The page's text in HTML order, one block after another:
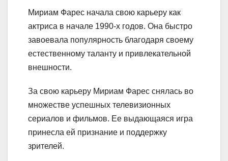
Мириам Фарес начала свою карьеру как
актриса в начале 1990-х годов. Она быстро
завоевала популярность благодаря своему
естественному таланту и привлекательной
внешности.
За свою карьеру Мириам Фарес снялась во
множестве успешных телевизионных
сериалов и фильмов. Ее выдающаяся игра
принесла ей признание и поддержку
зрителей.